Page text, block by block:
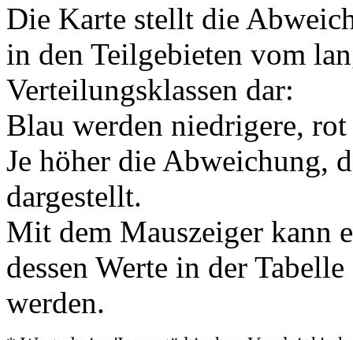
Die Karte stellt die
in den Teilgebieten vom
Verteilungsklassen dar:
Blau werden niedrigere,
Je höher die Abweichung,
dargestellt.
Mit dem Mauszeiger kann
dessen Werte in der
werden.